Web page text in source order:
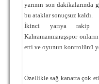
yarının son
bu ataklar sonuçsuz kaldı.
İkinci yarıya rakip
Kahramanmaraşspor
etti ve oyunun kontrolünü
Özellikle sağ kanatta çok